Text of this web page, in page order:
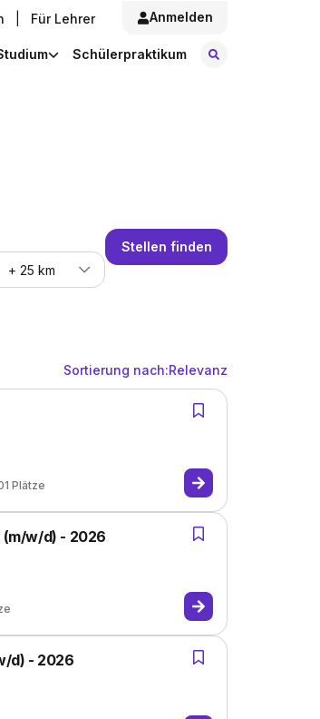
Für Lehrer Anmelden
Schülerpraktikum
+ 25 km
Stellen finden
Sortierung nach:Relevanz
Plätze
w/d) - 2026
d) - 2026